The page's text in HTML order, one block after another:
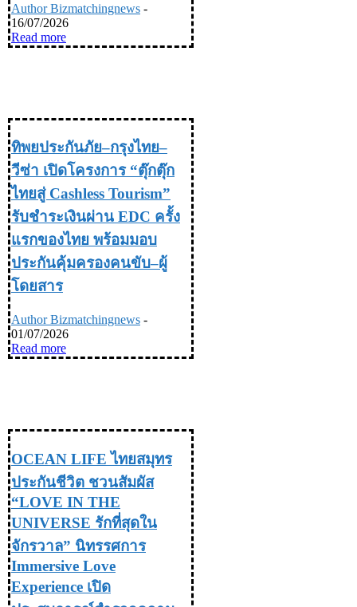
Author Bizmatchingnews -
16/07/2026
Read more
ทิพยประกันภัย–กรุงไทย–
วีซ่า เปิดโครงการ “ตุ๊กตุ๊ก
ไทยสู่ Cashless Tourism”
รับชำระเงินผ่าน EDC ครั้ง
แรกของไทย พร้อมมอบ
ประกันคุ้มครองคนขับ–ผู้
โดยสาร
Author Bizmatchingnews -
01/07/2026
Read more
OCEAN LIFE ไทยสมุทร
ประกันชีวิต ชวนสัมผัส
“LOVE IN THE
UNIVERSE รักที่สุดใน
จักรวาล” นิทรรศการ
Immersive Love
Experience เปิด